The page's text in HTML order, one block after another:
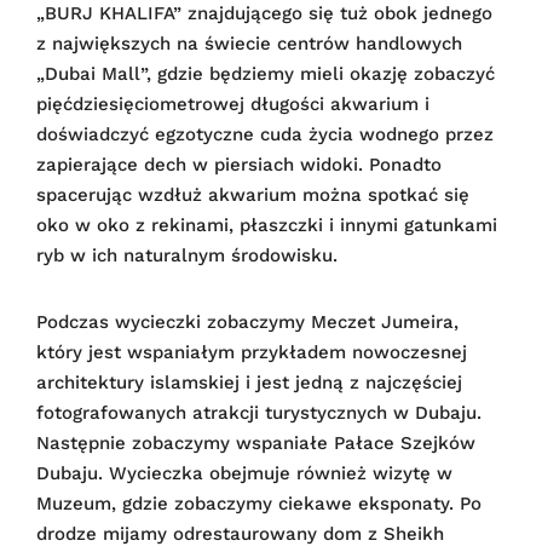
„BURJ KHALIFA” znajdującego się tuż obok jednego
z największych na świecie centrów handlowych
„Dubai Mall”, gdzie będziemy mieli okazję zobaczyć
pięćdziesięciometrowej długości akwarium i
doświadczyć egzotyczne cuda życia wodnego przez
zapierające dech w piersiach widoki. Ponadto
spacerując wzdłuż akwarium można spotkać się
oko w oko z rekinami, płaszczki i innymi gatunkami
ryb w ich naturalnym środowisku.
Podczas wycieczki zobaczymy Meczet Jumeira,
który jest wspaniałym przykładem nowoczesnej
architektury islamskiej i jest jedną z najczęściej
fotografowanych atrakcji turystycznych w Dubaju.
Następnie zobaczymy wspaniałe Pałace Szejków
Dubaju. Wycieczka obejmuje również wizytę w
Muzeum, gdzie zobaczymy ciekawe eksponaty. Po
drodze mijamy odrestaurowany dom z Sheikh